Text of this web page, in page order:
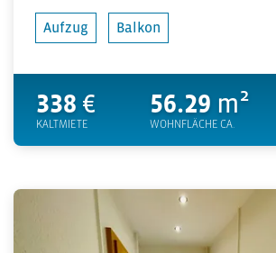
Aufzug Balkon
338 €
KALTMIETE
56.29 m²
WOHNFLÄCHE CA.